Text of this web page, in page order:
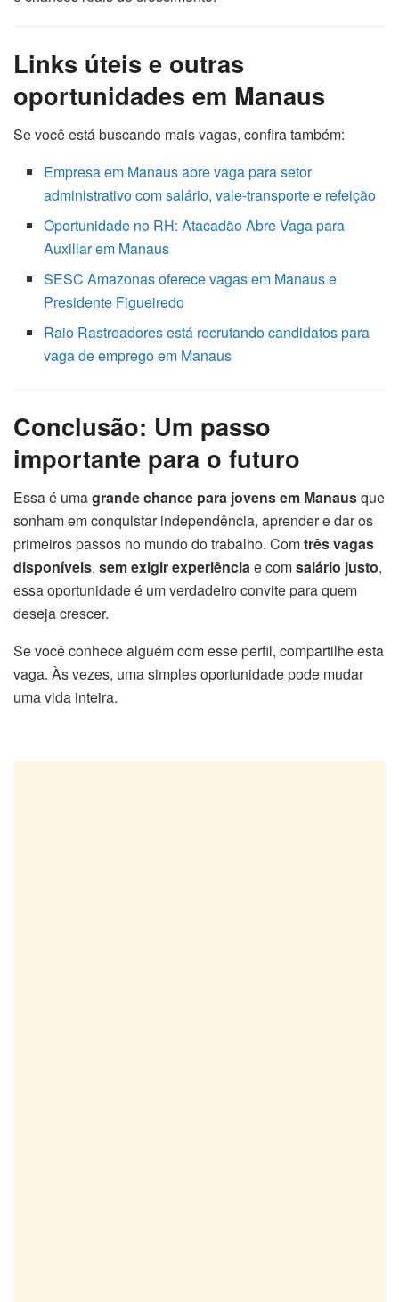
Links úteis e outras
oportunidades em Manaus
Se você está buscando mais vagas, confira também:
Empresa em Manaus abre vaga para setor
administrativo com salário, vale-transporte e refeição
Oportunidade no RH: Atacadão Abre Vaga para
Auxiliar em Manaus
SESC Amazonas oferece vagas em Manaus e
Presidente Figueiredo
Raio Rastreadores está recrutando candidatos para
vaga de emprego em Manaus
Conclusão: Um passo
importante para o futuro
Essa é umagrande chance para jovens em Manausque
sonham em conquistar independência, aprender e dar os
primeiros passos no mundo do trabalho. Comtrês vagas
disponíveis, sem exigir experiênciae comsalário justo,
essa oportunidade é um verdadeiro convite para quem
deseja crescer.
Se você conhece alguém com esse perfil, compartilhe esta
vaga. Às vezes, uma simples oportunidade pode mudar
uma vida inteira.